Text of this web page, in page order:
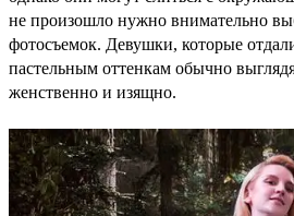
не произошло нужно внимательно
фотосъемок. Девушки, которые
пастельным оттенкам обычно
женственно и изящно.